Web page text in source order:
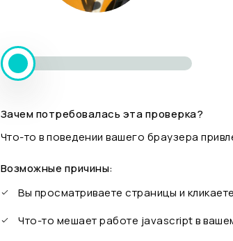
Зачем потребовалась эта проверка?
Что-то в поведении вашего браузера
Возможные причины:
Вы просматриваете страницы и
Что-то мешает работе javascript в